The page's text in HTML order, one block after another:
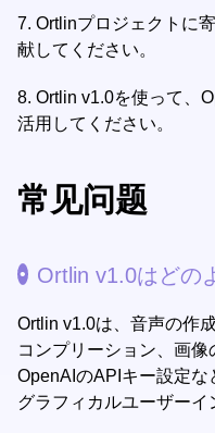
7. Ortlinプロジェクトに
献してください。
8. Ortlin v1.0を使って、
活用してください。
常见问题
Ortlin v1.0はどの
Ortlin v1.0は、音声の作
コンプリーション、画像
OpenAIのAPIキー設定
グラフィカルユーザーイ